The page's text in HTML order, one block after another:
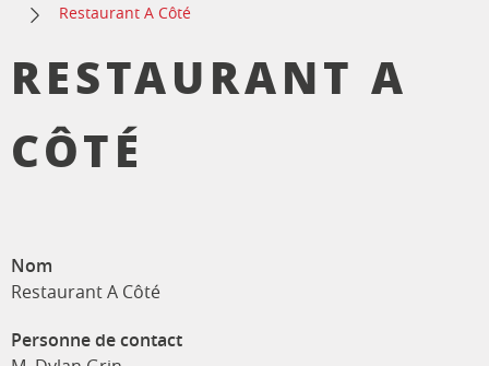
Restaurant A Côté
RESTAURANT A
CÔTÉ
Nom
Restaurant A Côté
Personne de contact